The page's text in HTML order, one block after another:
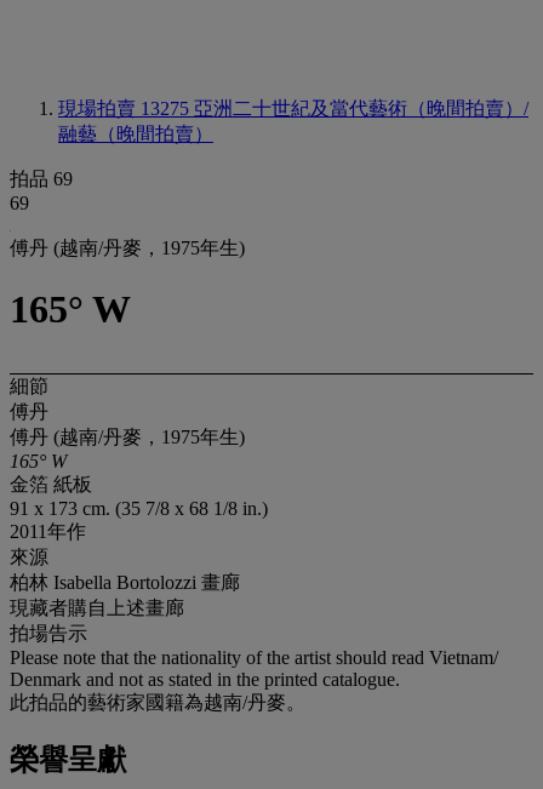
現場拍賣 13275 亞洲二十世紀及當代藝術（晚間拍賣）/
融藝（晚間拍賣）
拍品 69
69
傅丹 (越南/丹麥，1975年生)
165° W
細節
傅丹
傅丹 (越南/丹麥，1975年生)
165° W
金箔 紙板
91 x 173 cm. (35 7/8 x 68 1/8 in.)
2011年作
來源
柏林 Isabella Bortolozzi 畫廊
現藏者購自上述畫廊
拍場告示
Please note that the nationality of the artist should read Vietnam/
Denmark and not as stated in the printed catalogue.
此拍品的藝術家國籍為越南/丹麥。
榮譽呈獻